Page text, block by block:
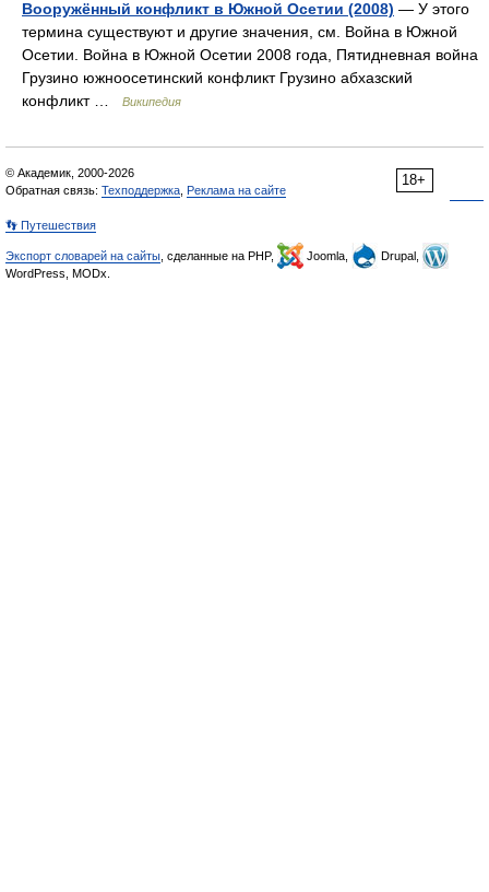
Вооружённый конфликт в Южной Осетии (2008) — У этого
термина существуют и другие значения, см. Война в Южной
Осетии. Война в Южной Осетии 2008 года, Пятидневная война
Грузино южноосетинский конфликт Грузино абхазский
конфликт …
Википедия
18+
© Академик, 2000-2026
Обратная связь: Техподдержка Реклама на сайте
👣 Путешествия
Экспорт словарей на сайты , сделанные на PHP, Joomla,
Drupal,
WordPress, MODx.